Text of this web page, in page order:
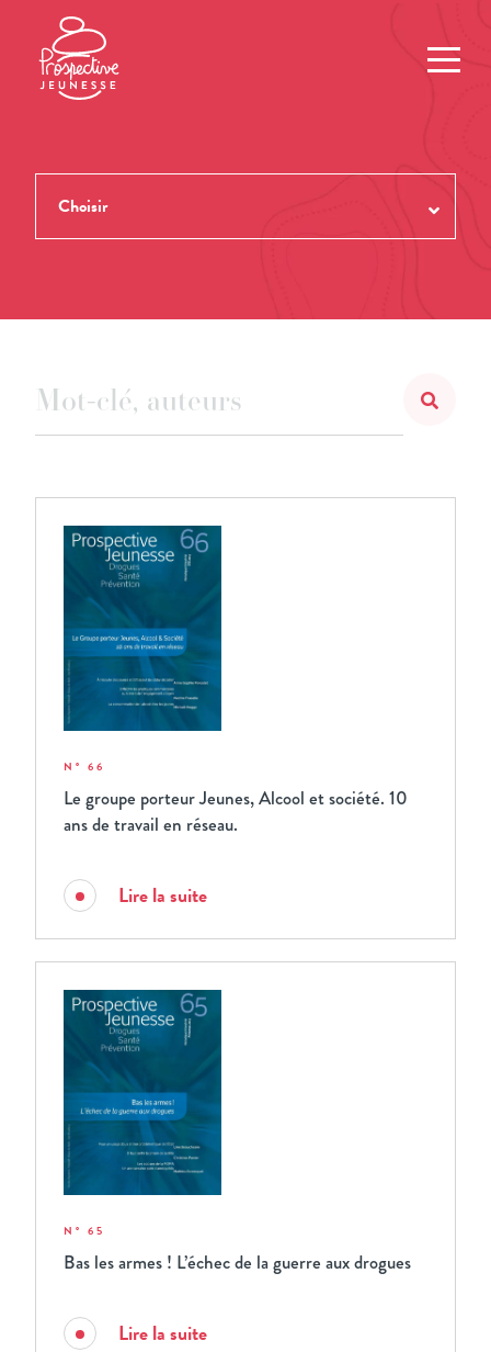
Choisir
THÈMES
AUTEUR.ES
N° 66
Le groupe porteur Jeunes, Alcool et société. 10
ans de travail en réseau.
Lire la suite
N° 65
Bas les armes ! L’échec de la guerre aux drogues
Lire la suite